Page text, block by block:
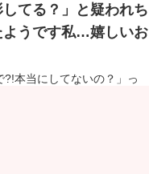
してる？」と疑われち
ようです私…嬉しいお
?!本当にしてないの？」っ